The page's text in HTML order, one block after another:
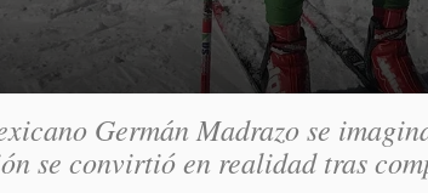
Germán Madrazo se
se convirtió en realidad tras